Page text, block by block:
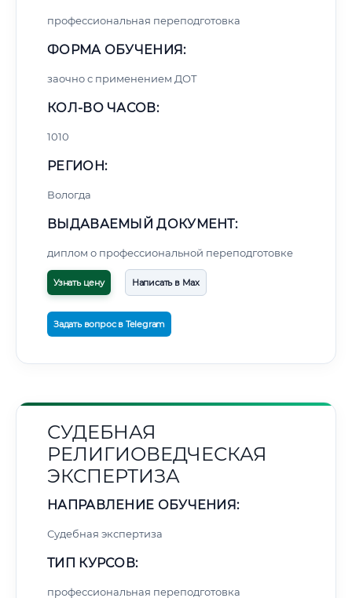
профессиональная переподготовка
ФОРМА ОБУЧЕНИЯ:
заочно с применением ДОТ
КОЛ-ВО ЧАСОВ:
1010
РЕГИОН:
Вологда
ВЫДАВАЕМЫЙ ДОКУМЕНТ:
диплом о профессиональной переподготовке
Узнать цену Написать в Max
Задать вопрос в Telegram
СУДЕБНАЯ
РЕЛИГИОВЕДЧЕСКАЯ
ЭКСПЕРТИЗА
НАПРАВЛЕНИЕ ОБУЧЕНИЯ:
Судебная экспертиза
ТИП КУРСОВ:
профессиональная переподготовка